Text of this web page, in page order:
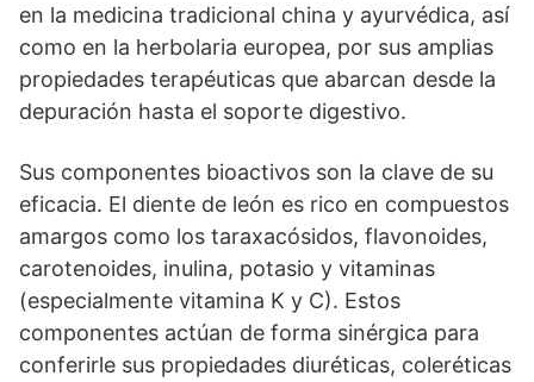
en la medicina tradicional china y ayurvédica, así
como en la herbolaria europea, por sus amplias
propiedades terapéuticas que abarcan desde la
depuración hasta el soporte digestivo.
Sus componentes bioactivos son la clave de su
eficacia. El diente de león es rico en compuestos
amargos como los taraxacósidos, flavonoides,
carotenoides, inulina, potasio y vitaminas
(especialmente vitamina K y C). Estos
componentes actúan de forma sinérgica para
conferirle sus propiedades diuréticas, coleréticas